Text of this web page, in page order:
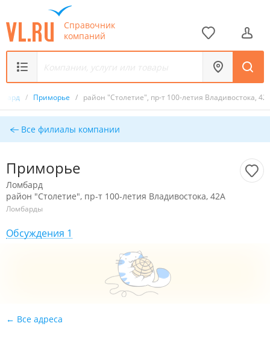
Справочник
компаний
/ Приморье / район "Столетие", пр-т 100-летия Владивостока,
Все филиалы компании
Приморье
Ломбард
район "Столетие", пр-т 100-летия Владивостока, 42А
Ломбарды
Обсуждения 1
Все адреса